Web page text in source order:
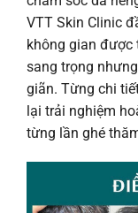
VTT Skin Clinic
không gian được
sang trọng
giãn. Từng chi
lại trải nghiệm
từng lần ghé